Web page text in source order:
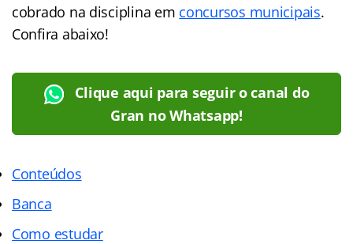
cobrado na disciplina em concursos municipais.
Confira abaixo!
Clique aqui para seguir o canal do
Gran no Whatsapp!
Conteúdos
Banca
Como estudar